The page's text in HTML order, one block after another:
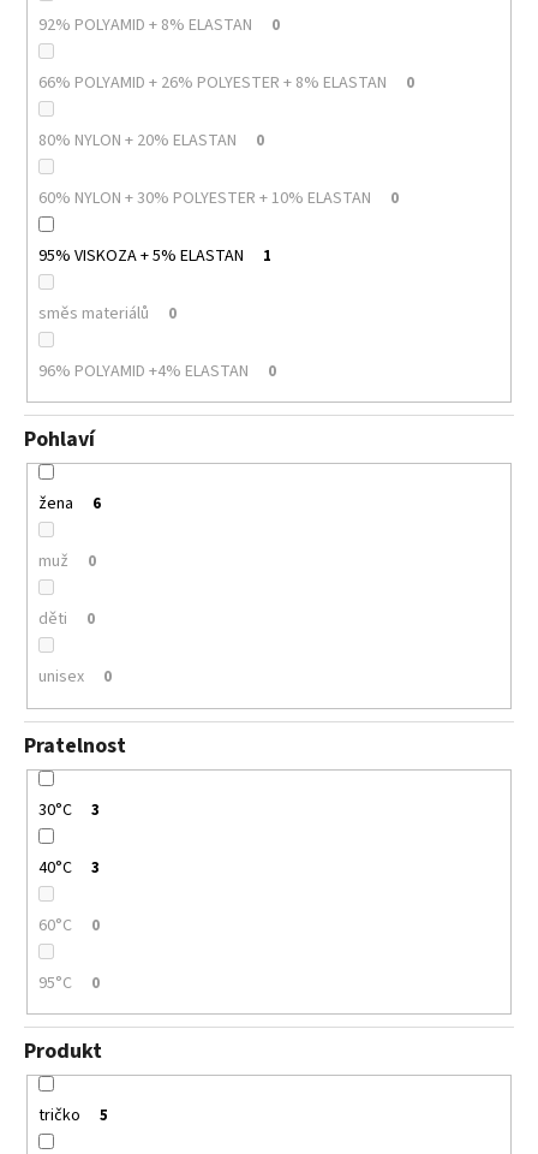
92% POLYAMID + 8% ELASTAN 0
66% POLYAMID + 26% POLYESTER + 8% ELASTAN 0
80% NYLON + 20% ELASTAN 0
60% NYLON + 30% POLYESTER + 10% ELASTAN 0
95% VISKOZA + 5% ELASTAN 1
směs materiálů 0
96% POLYAMID +4% ELASTAN 0
Pohlaví
žena 6
muž 0
děti 0
unisex 0
Pratelnost
30°C 3
40°C 3
60°C 0
95°C 0
Produkt
tričko 5